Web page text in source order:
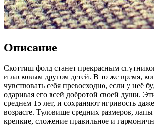
Описание
Скоттиш фолд станет прекрасным
и ласковым другом детей. В то же время,
чувствовать себя превосходно, если у неё
одаривая его всей добротой своей души.
среднем 15 лет, и сохраняют игривость
возрасте. Туловище средних размеров, лапы
крепкие, сложение правильное и